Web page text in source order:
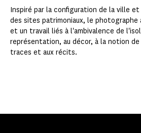
Inspiré par la configuration de la ville
des sites patrimoniaux, le photographe
et un travail liés à l'ambivalence de
représentation, au décor, à la notion
traces et aux récits.